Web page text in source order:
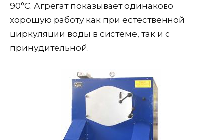
90°С. Агрегат показывает одинаково
хорошую работу как при естественной
циркуляции воды в системе, так и с
принудительной.